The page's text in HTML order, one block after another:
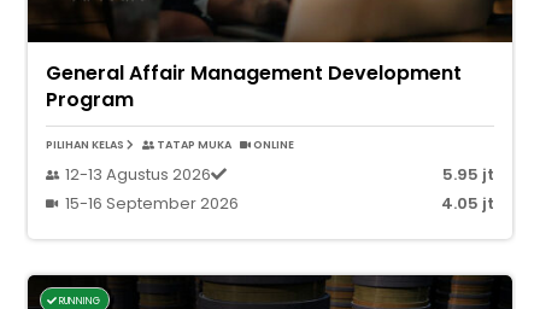
General Affair Management Development
Program
PILIHAN KELAS TATAP MUKA ONLINE
12-13 Agustus 2026
5.95 jt
15-16 September 2026
4.05 jt
RUNNING